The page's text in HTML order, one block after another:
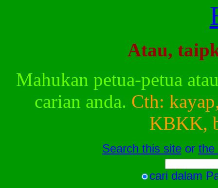
Atau,
Mahukan petua-petua
carian anda. Cth: kayap
KBKK,
Search this siteor the
cari dalam